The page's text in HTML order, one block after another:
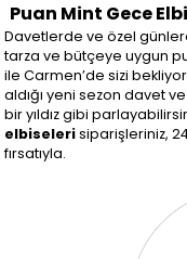
Puan Mint Gece
Davetlerde ve özel
tarza ve bütçeye uygun
ile Carmen’de sizi
aldığı yeni sezon davet
bir yıldız gibi
elbiselerisiparişleriniz,
fırsatıyla.